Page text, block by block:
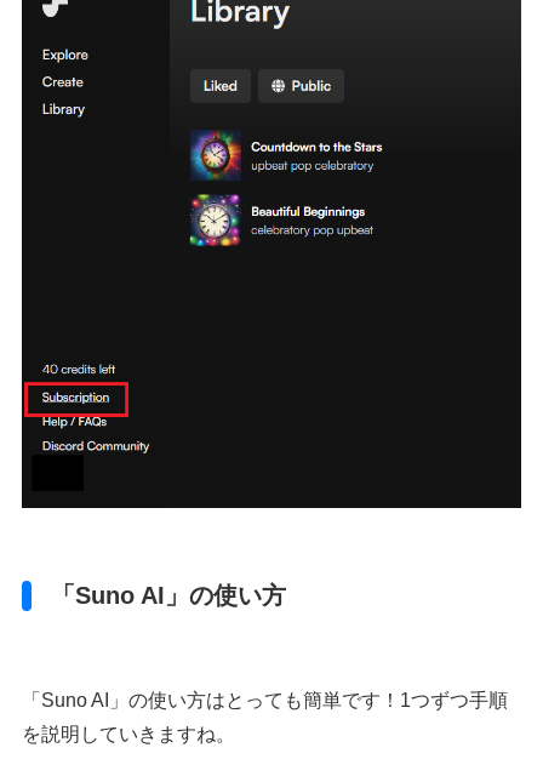
「Suno AI」の使い方
「Suno AI」の使い方はとっても簡単です！1つずつ手順
を説明していきますね。